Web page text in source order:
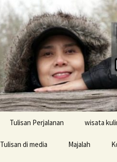
Tulisan Perjalanan wisata
Tulisan di media Majalah